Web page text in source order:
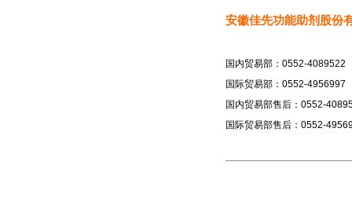
安徽佳先功能助剂股份
国内贸易部：0552-4089522
国际贸易部：0552-4956997
国内贸易部售后：0552-
国际贸易部售后：0552-